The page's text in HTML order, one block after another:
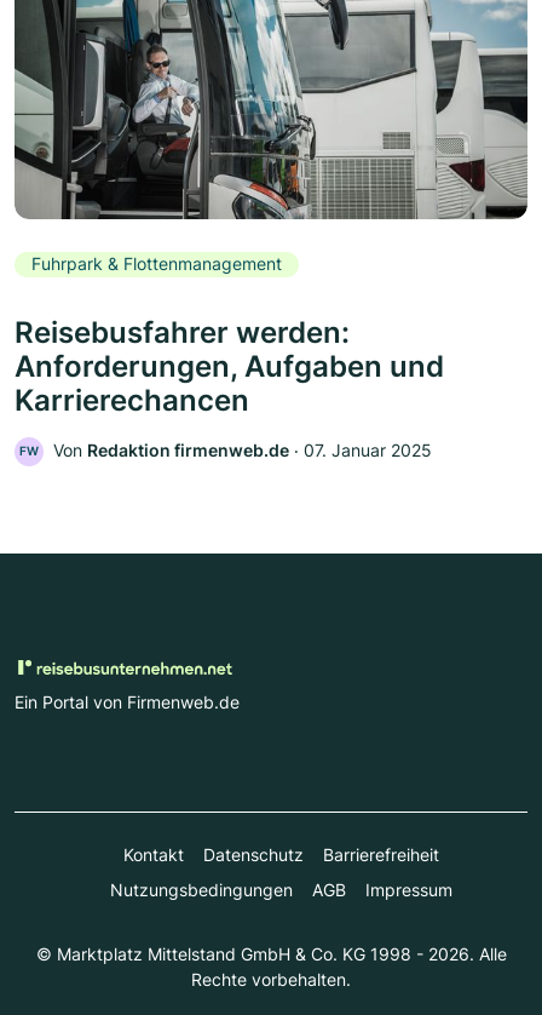
Fuhrpark & Flottenmanagement
Reisebusfahrer werden:
Anforderungen, Aufgaben und
Karrierechancen
FW Von Redaktion firmenweb.de ‧ 07. Januar 2025
Ein Portal von Firmenweb.de
Kontakt Datenschutz
Barrierefreiheit
Nutzungsbedingungen
AGB Impressum
© Marktplatz Mittelstand GmbH & Co. KG 1998 - 2026. Alle
Rechte vorbehalten.